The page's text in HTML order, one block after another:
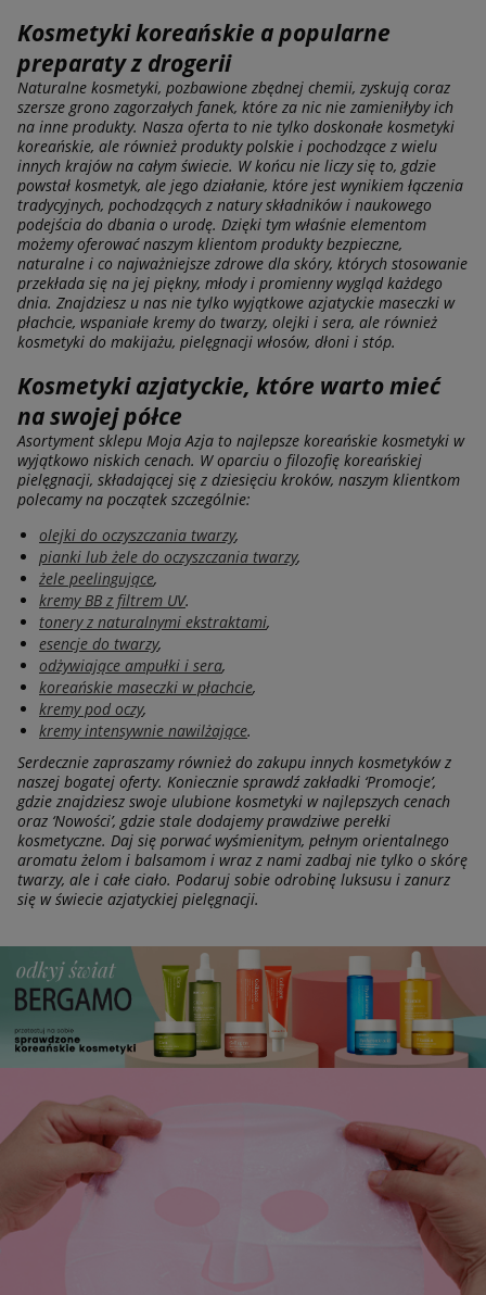
Kosmetyki koreańskie a popularne
preparaty z drogerii
Naturalne kosmetyki, pozbawione zbędnej chemii, zyskują coraz
szersze grono zagorzałych fanek, które za nic nie zamieniłyby ich
na inne produkty. Nasza oferta to nie tylko doskonałe kosmetyki
koreańskie, ale również produkty polskie i pochodzące z wielu
innych krajów na całym świecie. W końcu nie liczy się to, gdzie
powstał kosmetyk, ale jego działanie, które jest wynikiem łączenia
tradycyjnych, pochodzących z natury składników i naukowego
podejścia do dbania o urodę. Dzięki tym właśnie elementom
możemy oferować naszym klientom produkty bezpieczne,
naturalne i co najważniejsze zdrowe dla skóry, których stosowanie
przekłada się na jej piękny, młody i promienny wygląd każdego
dnia. Znajdziesz u nas nie tylko wyjątkowe azjatyckie maseczki w
płachcie, wspaniałe kremy do twarzy, olejki i sera, ale również
kosmetyki do makijażu, pielęgnacji włosów, dłoni i stóp.
Kosmetyki azjatyckie, które warto mieć
na swojej półce
Asortyment sklepu Moja Azja to najlepsze koreańskie kosmetyki w
wyjątkowo niskich cenach. W oparciu o filozofię koreańskiej
pielęgnacji, składającej się z dziesięciu kroków, naszym klientkom
polecamy na początek szczególnie:
olejki do oczyszczania twarzy,
pianki lub żele do oczyszczania twarzy,
żele peelingujące,
kremy BB z filtrem UV.
tonery z naturalnymi ekstraktami,
esencje do twarzy,
odżywiające ampułki i sera,
koreańskie maseczki w płachcie,
kremy pod oczy,
kremy intensywnie nawilżające.
Serdecznie zapraszamy również do zakupu innych kosmetyków z
naszej bogatej oferty. Koniecznie sprawdź zakładki ‘Promocje’,
gdzie znajdziesz swoje ulubione kosmetyki w najlepszych cenach
oraz ‘Nowości’, gdzie stale dodajemy prawdziwe perełki
kosmetyczne. Daj się porwać wyśmienitym, pełnym orientalnego
aromatu żelom i balsamom i wraz z nami zadbaj nie tylko o skórę
twarzy, ale i całe ciało. Podaruj sobie odrobinę luksusu i zanurz
się w świecie azjatyckiej pielęgnacji.